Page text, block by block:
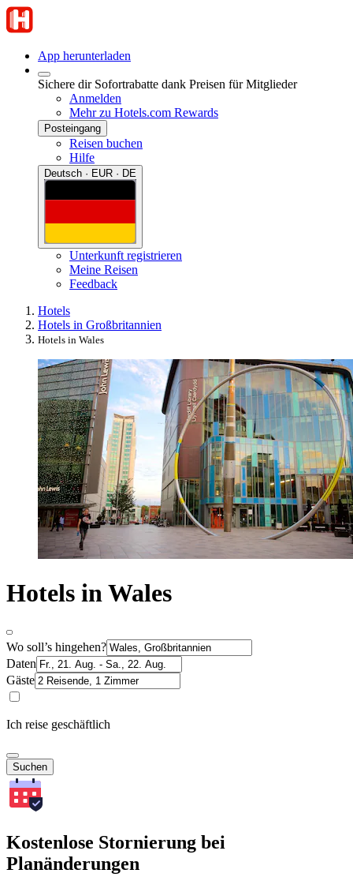
App herunterladen
Sichere dir Sofortrabatte dank Preisen für Mitglieder
Anmelden
Mehr zu Hotels.com Rewards
Posteingang
Reisen buchen
Hilfe
Deutsch · EUR · DE
Unterkunft registrieren
Meine Reisen
Feedback
Hotels
Hotels in Großbritannien
Hotels in Wales
Hotels in Wales
Wo soll’s hingehen?
Daten
Gäste
Ich reise geschäftlich
Suchen
Kostenlose Stornierung bei
Planänderungen